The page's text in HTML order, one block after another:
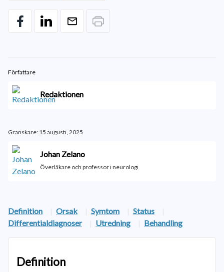
Författare
Redaktionen
Granskare: 15 augusti, 2025
Johan Zelano
Överläkare och professor i neurologi
Definition | Orsak | Symtom | Status
|
Differentialdiagnoser
| Utredning | Behandling
Definition